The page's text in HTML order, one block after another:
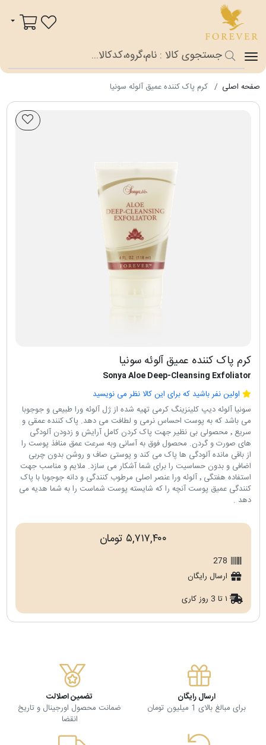
سبد خرید
صفحه اصلی کرم پاک کننده عمیق آلوئه سونیا
کرم پاک کننده عمیق آلوئه سونیا
Sonya Aloe Deep-Cleansing Exfoliator
اولین نفر باشید که برای این کالا نظر می نویسید
سونیا آلوئه دیپ کلینزینگ کرمی تهیه شده از ژل آلوئه ورا طبیعی و جوجوبا
می باشد که به پوست احساس نرمی و لطافت می دهد. پاک کننده عمقی و
سریع ٬ محصولی بی نظیر جهت پاک کردن کامل آرایش و زدودن آلودگی
های صورت و گردن. محصول فوق به آسانی وبه سرعت عمق منافذ پوست را
از باقی مانده آلودگی ها پاک می کند و پوستی صاف و روشن بدون چربی
اضافی و بدون حساسیت را برای شما آشکار می سازد. ملایم و مناسب جهت
استفاده هفتگی ٬ آلوئه ورا عنصر اصلی مرطوب کنندگی و دانه جوجوبا با پاک
کنندگی عمیق پوست آنچه را که شایسته پوست شماست را به شما هدیه می
دهد .
۵,۷۱۷,۴۰۰ تومان
278
ارسال رایگان
۱ تا 3 روز کاری
ارسال رایگان
برای مبالغ بالای 1 میلیون تومان
تضمین اصلالت
ضمانت محصول اورجینال و تاریخ
انقضا